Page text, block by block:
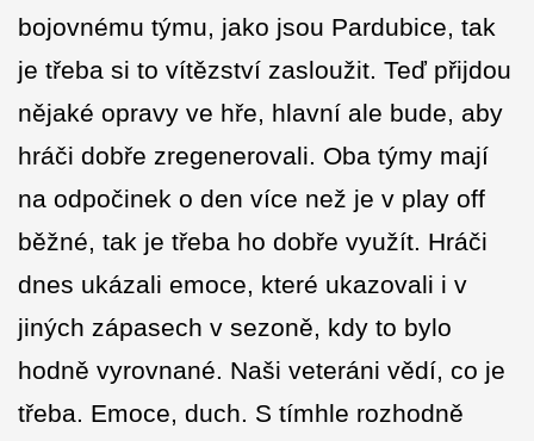
bojovnému týmu, jako jsou Pardubice, tak
je třeba si to vítězství zasloužit. Teď přijdou
nějaké opravy ve hře, hlavní ale bude, aby
hráči dobře zregenerovali. Oba týmy mají
na odpočinek o den více než je v play off
běžné, tak je třeba ho dobře využít. Hráči
dnes ukázali emoce, které ukazovali i v
jiných zápasech v sezoně, kdy to bylo
hodně vyrovnané. Naši veteráni vědí, co je
třeba. Emoce, duch. S tímhle rozhodně